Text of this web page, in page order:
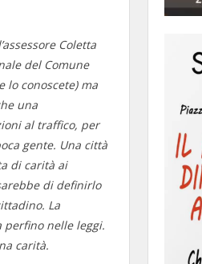
Coletta
del Comune
lo conoscete) ma
una
al traffico, per
gente. Una città
di carità ai
di definirlo
La
perfino nelle leggi.
carità.